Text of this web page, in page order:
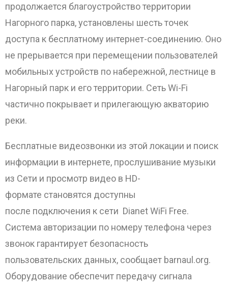
продолжается благоустройство территории
Нагорного парка, установлены шесть точек
доступа к бесплатному интернет-соединению. Оно
не прерывается при перемещении пользователей
мобильных устройств по набережной, лестнице в
Нагорный парк и его территории. Сеть Wi-Fi
частично покрывает и прилегающую акваторию
реки.
Бесплатные видеозвонки из этой локации и поиск
информации в интернете, прослушивание музыки
из Сети и просмотр видео в HD-
формате становятся доступны
после подключения к сети Dianet WiFi Free.
Система авторизации по номеру телефона через
звонок гарантирует безопасность
пользовательских данных, сообщает barnaul.org.
Оборудование обеспечит передачу сигнала
ОТПРАВИТЬ